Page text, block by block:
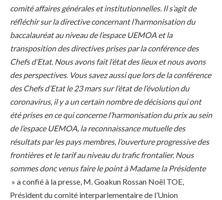
comité affaires générales et institutionnelles. Il s’agit de
réfléchir sur la directive concernant l’harmonisation du
baccalauréat au niveau de l’espace UEMOA et la
transposition des directives prises par la conférence des
Chefs d’Etat. Nous avons fait l’état des lieux et nous avons
des perspectives. Vous savez aussi que lors de la conférence
des Chefs d’Etat le 23 mars sur l’état de l’évolution du
coronavirus, il y a un certain nombre de décisions qui ont
été prises en ce qui concerne l’harmonisation du prix au sein
de l’espace UEMOA, la reconnaissance mutuelle des
résultats par les pays membres, l’ouverture progressive des
frontières et le tarif au niveau du trafic frontalier. Nous
sommes donc venus faire le point à Madame la Présidente
» a confié à la presse, M. Goakun Rossan Noël TOE,
Président du comité interparlementaire de l’Union